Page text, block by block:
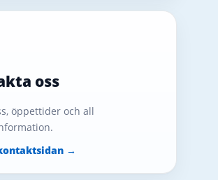
oss
öppettider och all
→